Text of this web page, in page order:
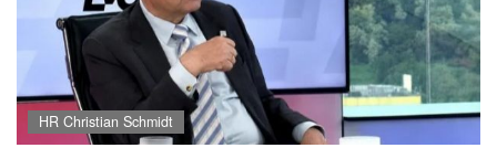
HR Christian Schmidt